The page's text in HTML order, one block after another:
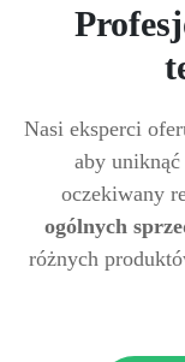
Nasi eksperci
aby
oczekiwany
ogólnych
różnych